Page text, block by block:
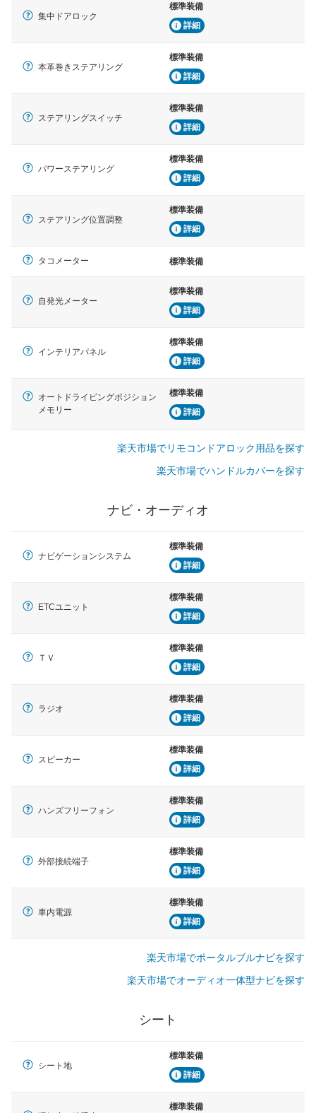
集中ドアロック
標準装備
詳細
本革巻きステアリング
標準装備
詳細
ステアリングスイッチ
標準装備
詳細
パワーステアリング
標準装備
詳細
ステアリング位置調整
標準装備
詳細
タコメーター 標準装備
自発光メーター
標準装備
詳細
インテリアパネル
標準装備
詳細
オートドライビングポジション
メモリー
標準装備
詳細
楽天市場でリモコンドアロック用品を探す
楽天市場でハンドルカバーを探す
ナビ・オーディオ
ナビゲーションシステム
標準装備
詳細
ETCユニット
標準装備
詳細
ＴＶ
標準装備
詳細
ラジオ
標準装備
詳細
スピーカー
標準装備
詳細
ハンズフリーフォン
標準装備
詳細
外部接続端子
標準装備
詳細
車内電源
標準装備
詳細
楽天市場でポータルブルナビを探す
楽天市場でオーディオ一体型ナビを探す
シート
シート地
標準装備
詳細
標準装備